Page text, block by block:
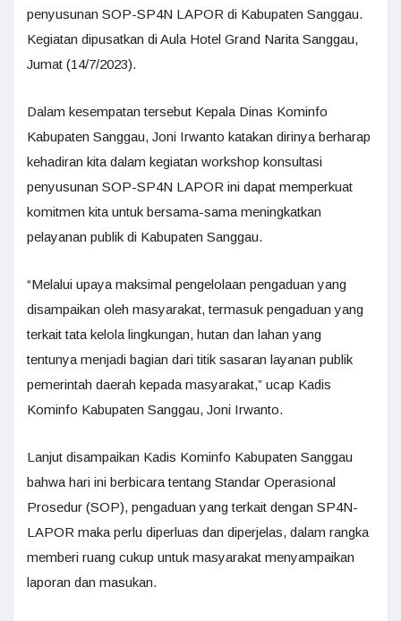
penyusunan SOP-SP4N LAPOR di Kabupaten Sanggau.
Kegiatan dipusatkan di Aula Hotel Grand Narita Sanggau,
Jumat (14/7/2023).
Dalam kesempatan tersebut Kepala Dinas Kominfo
Kabupaten Sanggau, Joni Irwanto katakan dirinya berharap
kehadiran kita dalam kegiatan workshop konsultasi
penyusunan SOP-SP4N LAPOR ini dapat memperkuat
komitmen kita untuk bersama-sama meningkatkan
pelayanan publik di Kabupaten Sanggau.
“Melalui upaya maksimal pengelolaan pengaduan yang
disampaikan oleh masyarakat, termasuk pengaduan yang
terkait tata kelola lingkungan, hutan dan lahan yang
tentunya menjadi bagian dari titik sasaran layanan publik
pemerintah daerah kepada masyarakat,” ucap Kadis
Kominfo Kabupaten Sanggau, Joni Irwanto.
Lanjut disampaikan Kadis Kominfo Kabupaten Sanggau
bahwa hari ini berbicara tentang Standar Operasional
Prosedur (SOP), pengaduan yang terkait dengan SP4N-
LAPOR maka perlu diperluas dan diperjelas, dalam rangka
memberi ruang cukup untuk masyarakat menyampaikan
laporan dan masukan.